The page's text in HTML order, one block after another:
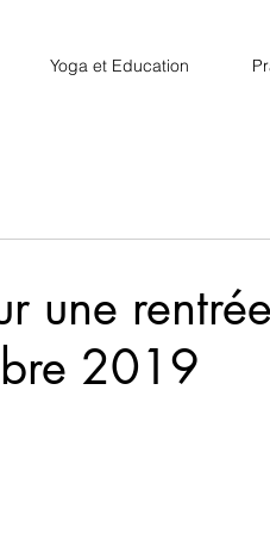
Yoga et Education
une
2019